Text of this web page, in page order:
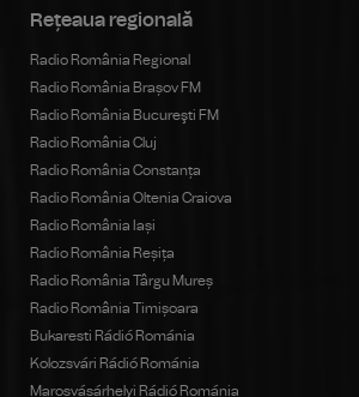
Rețeaua regională
Radio România Regional
Radio România Brașov FM
Radio România Bucureşti FM
Radio România Cluj
Radio România Constanța
Radio România Oltenia Craiova
Radio România Iași
Radio România Reșița
Radio România Târgu Mureș
Radio România Timișoara
Bukaresti Rádió Románia
Kolozsvári Rádió Románia
Marosvásárhelyi Rádió Románia